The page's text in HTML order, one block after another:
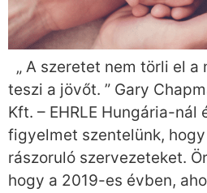
„ A szeretet nem törli el a
teszi a jövőt. ” Gary
Kft. – EHRLE Hungária-nál
figyelmet szentelünk,
rászoruló szervezeteket.
hogy a 2019-es évben,